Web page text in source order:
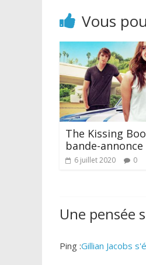
Vous
The Kissing
bande-annonce
6 juillet 2020 0
Une pensée
Ping :Gillian Jacobs